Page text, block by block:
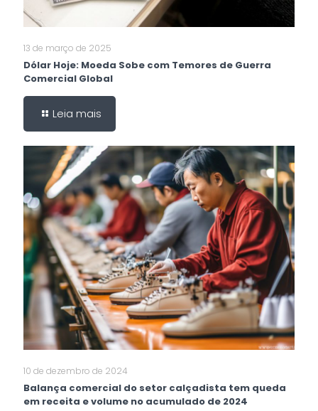
13 de março de 2025
Dólar Hoje: Moeda Sobe com Temores de Guerra
Comercial Global
Leia mais
10 de dezembro de 2024
Balança comercial do setor calçadista tem queda
em receita e volume no acumulado de 2024